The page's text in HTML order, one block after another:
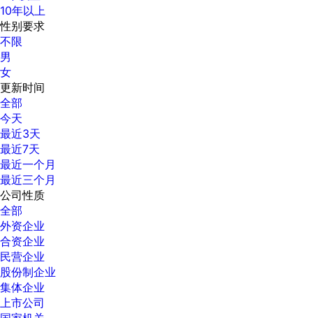
10年以上
性别要求
不限
男
女
更新时间
全部
今天
最近3天
最近7天
最近一个月
最近三个月
公司性质
全部
外资企业
合资企业
民营企业
股份制企业
集体企业
上市公司